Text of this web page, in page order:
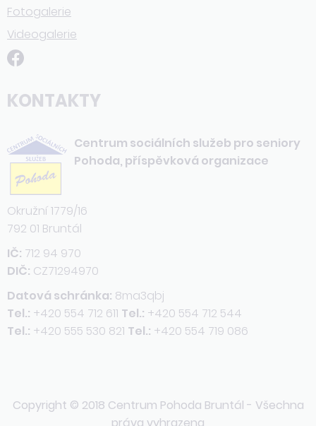
Fotogalerie
Videogalerie
KONTAKTY
Centrum sociálních služeb pro seniory
Pohoda, příspěvková organizace
Okružní 1779/16
792 01 Bruntál
IČ: 712 94 970
DIČ: CZ71294970
Datová schránka: 8ma3qbj
Tel.: +420 554 712 611 Tel.: +420 554 712 544
Tel.: +420 555 530 821 Tel.: +420 554 719 086
Copyright © 2018 Centrum Pohoda Bruntál - Všechna